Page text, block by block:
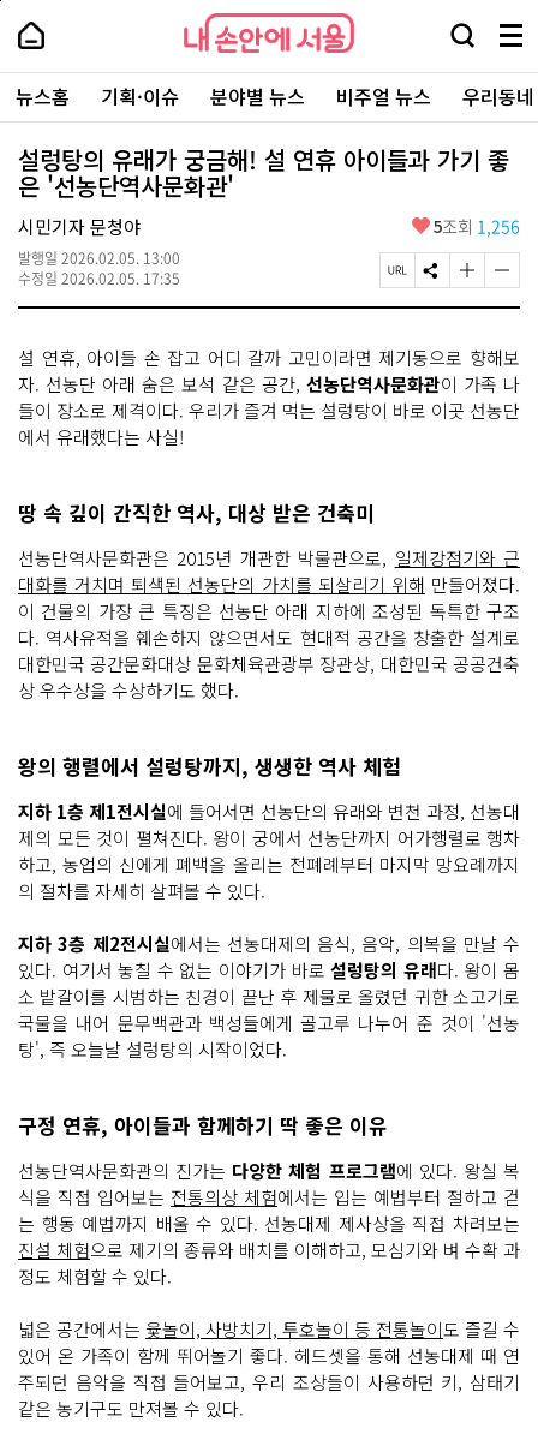
본
로
가
내
손
안
에
서
울
-
서
울
시
대
표
소
통
포
내
손
에
울
검
창
열
기
메
뉴
전
체
보
주
요
서
뉴스홈 기획·이슈 분야별 뉴스 비주얼 뉴스 우리동
설렁탕의 유래가 궁금해! 설 연휴 아이들과 가기 좋
은 '선농단역사문화관'
시민기자 문청야
발행일 2026.02.05. 13:00
수정일 2026.02.05. 17:35
좋
요
5조회 1,256
페
이
R
L
복
사
S
N
유
하
기
글
자
크
게
변
경
글
자
작
게
변
경
설 연휴, 아이들 손 잡고 어디 갈까 고민이라면 제기동으로 향해보
자. 선농단 아래 숨은 보석 같은 공간, 선농단역사문화관이 가족 나
들이 장소로 제격이다. 우리가 즐겨 먹는 설렁탕이 바로 이곳 선농단
에서 유래했다는 사실!
땅 속 깊이 간직한 역사, 대상 받은 건축미
선농단역사문화관은 2015년 개관한 박물관으로, 일제강점기와 근
대화를 거치며 퇴색된 선농단의 가치를 되살리기 위해 만들어졌다.
이 건물의 가장 큰 특징은 선농단 아래 지하에 조성된 독특한 구조
다. 역사유적을 훼손하지 않으면서도 현대적 공간을 창출한 설계로
대한민국 공간문화대상 문화체육관광부 장관상, 대한민국 공공건축
상 우수상을 수상하기도 했다.
왕의 행렬에서 설렁탕까지, 생생한 역사 체험
지하 1층 제1전시실에 들어서면 선농단의 유래와 변천 과정, 선농대
제의 모든 것이 펼쳐진다. 왕이 궁에서 선농단까지 어가행렬로 행차
하고, 농업의 신에게 폐백을 올리는 전폐례부터 마지막 망요례까지
의 절차를 자세히 살펴볼 수 있다.
지하 3층 제2전시실에서는 선농대제의 음식, 음악, 의복을 만날 수
있다. 여기서 놓칠 수 없는 이야기가 바로설렁탕의 유래다. 왕이 몸
소 밭갈이를 시범하는 친경이 끝난 후 제물로 올렸던 귀한 소고기로
국물을 내어 문무백관과 백성들에게 골고루 나누어 준 것이 '선농
탕', 즉 오늘날 설렁탕의 시작이었다.
구정 연휴, 아이들과 함께하기 딱 좋은 이유
선농단역사문화관의 진가는 다양한 체험 프로그램에 있다. 왕실 복
식을 직접 입어보는 전통의상 체험에서는 입는 예법부터 절하고 걷
는 행동 예법까지 배울 수 있다. 선농대제 제사상을 직접 차려보는
진설 체험으로 제기의 종류와 배치를 이해하고, 모심기와 벼 수확 과
정도 체험할 수 있다.
넓은 공간에서는 윷놀이, 사방치기, 투호놀이 등 전통놀이도 즐길 수
있어 온 가족이 함께 뛰어놀기 좋다. 헤드셋을 통해 선농대제 때 연
주되던 음악을 직접 들어보고, 우리 조상들이 사용하던 키, 삼태기
같은 농기구도 만져볼 수 있다.
페
상
단
로